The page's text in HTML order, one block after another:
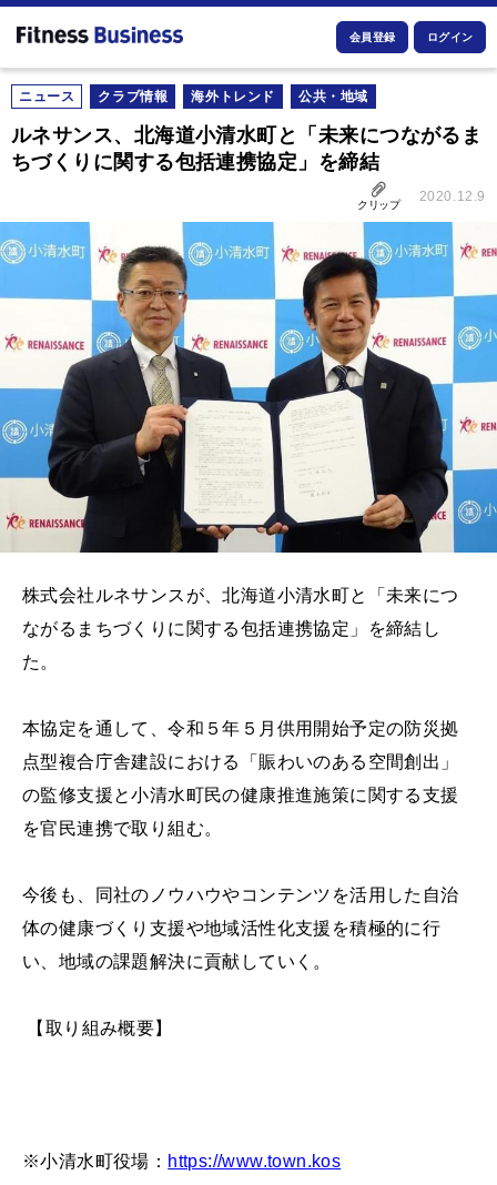
会員登録 ログイン
ニュース クラブ情報 海外トレンド 公共・地域
ルネサンス、北海道小清水町と「未来につながるま
ちづくりに関する包括連携協定」を締結
クリップ
2020.12.9
株式会社ルネサンスが、北海道小清水町と「未来につ
ながるまちづくりに関する包括連携協定」を締結し
た。
本協定を通して、令和５年５月供用開始予定の防災拠
点型複合庁舎建設における「賑わいのある空間創出」
の監修支援と小清水町民の健康推進施策に関する支援
を官民連携で取り組む。
今後も、同社のノウハウやコンテンツを活用した自治
体の健康づくり支援や地域活性化支援を積極的に行
い、地域の課題解決に貢献していく。
【取り組み概要】
※小清水町役場： https://www.town.kos